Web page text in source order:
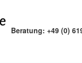
Beratung: +49 (0)